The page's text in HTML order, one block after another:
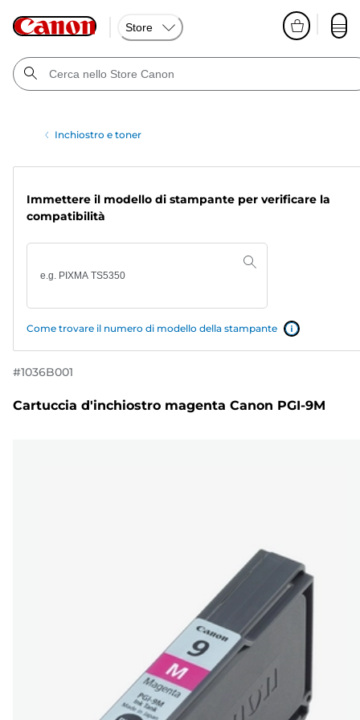
Store
Inchiostro e toner
Immettere il modello di stampante per verificare la
compatibilità
Come trovare il numero di modello della stampante
#1036B001
Cartuccia d'inchiostro magenta Canon PGI-9M